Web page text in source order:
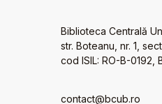
Biblioteca Centrală
str. Boteanu, nr. 1,
cod ISIL: RO-B-0192,
contact@bcub.ro